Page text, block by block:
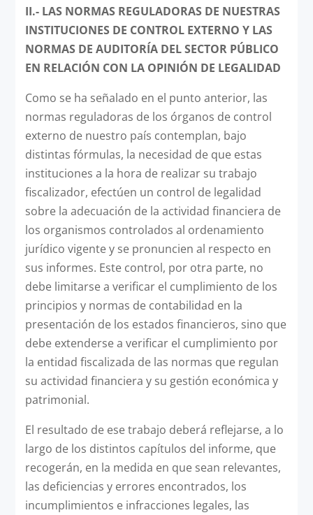
II.- LAS NORMAS REGULADORAS DE NUESTRAS
INSTITUCIONES DE CONTROL EXTERNO Y LAS
NORMAS DE AUDITORÍA DEL SECTOR PÚBLICO
EN RELACIÓN CON LA OPINIÓN DE LEGALIDAD
Como se ha señalado en el punto anterior, las
normas reguladoras de los órganos de control
externo de nuestro país contemplan, bajo
distintas fórmulas, la necesidad de que estas
instituciones a la hora de realizar su trabajo
fiscalizador, efectúen un control de legalidad
sobre la adecuación de la actividad financiera de
los organismos controlados al ordenamiento
jurídico vigente y se pronuncien al respecto en
sus informes. Este control, por otra parte, no
debe limitarse a verificar el cumplimiento de los
principios y normas de contabilidad en la
presentación de los estados financieros, sino que
debe extenderse a verificar el cumplimiento por
la entidad fiscalizada de las normas que regulan
su actividad financiera y su gestión económica y
patrimonial.
El resultado de ese trabajo deberá reflejarse, a lo
largo de los distintos capítulos del informe, que
recogerán, en la medida en que sean relevantes,
las deficiencias y errores encontrados, los
incumplimientos e infracciones legales, las